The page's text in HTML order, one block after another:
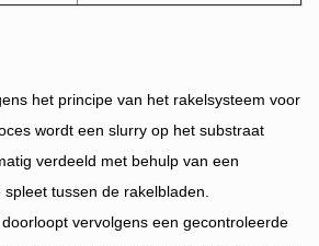
het principe van het rakelsysteem voor
wordt een slurry op het substraat
verdeeld met behulp van een
tussen de rakelbladen.
vervolgens een gecontroleerde